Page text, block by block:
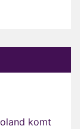
komt